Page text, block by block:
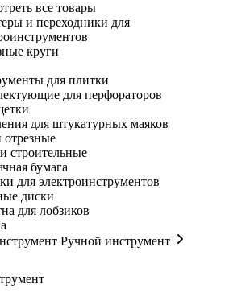
все товары
и переходники для
круги
для плитки
для перфораторов
для штукатурных маяков
отрезные
строительные
бумага
для электроинструментов
диски
для лобзиков
Ручной инструмент